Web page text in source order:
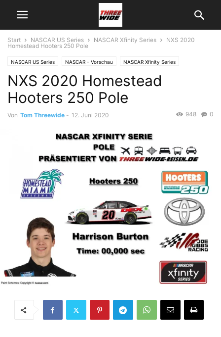
Start NASCAR US Series NASCAR Xfinity Series
NXS 2020
Homestead Hooters 250 Pole
NASCAR US Series NASCAR - Vorschau NASCAR Xfinity Series
NXS 2020 Homestead
Hooters 250 Pole
Von Tom Threewide - 12. Juni 2020 0
948